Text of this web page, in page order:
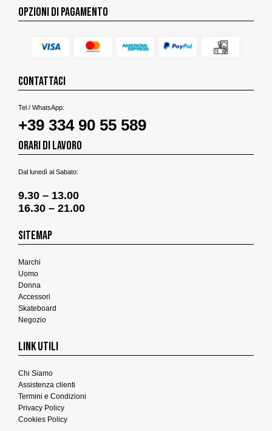
OPZIONI DI PAGAMENTO
CONTATTACI
Tel / WhatsApp:
+39 334 90 55 589
ORARI DI LAVORO
Dal lunedì al Sabato:
9.30 – 13.00
16.30 – 21.00
SITEMAP
Marchi
Uomo
Donna
Accessori
Skateboard
Negozio
LINK UTILI
Chi Siamo
Assistenza clienti
Termini e Condizioni
Privacy Policy
Cookies Policy